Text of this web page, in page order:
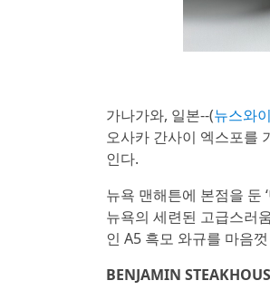
가나가와, 일본--(뉴스와
오사카 간사이 엑스포를
인다.
뉴욕 맨해튼에 본점을 둔
뉴욕의 세련된 고급스러
인 A5 흑모 와규를 마음
BENJAMIN